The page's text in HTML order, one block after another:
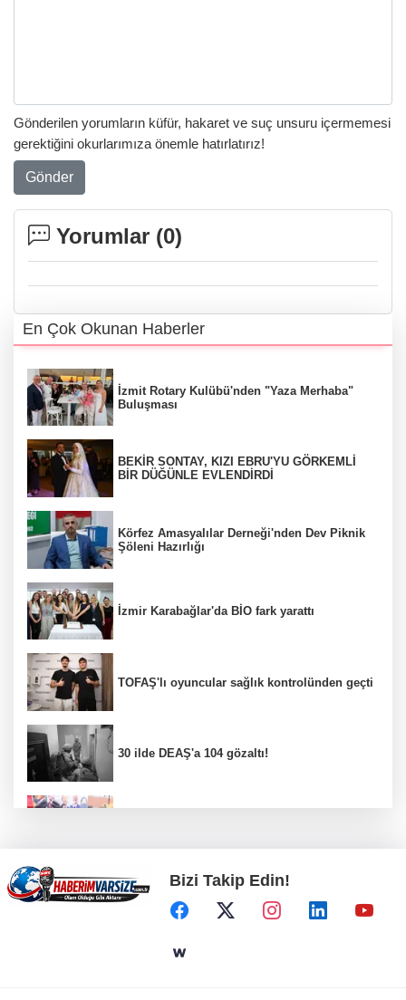
Gönderilen yorumların küfür, hakaret ve suç unsuru içermemesi
gerektiğini okurlarımıza önemle hatırlatırız!
Gönder
Yorumlar (0)
En Çok Okunan Haberler
İzmit Rotary Kulübü'nden "Yaza Merhaba"
Buluşması
BEKİR SONTAY, KIZI EBRU'YU GÖRKEMLİ
BİR DÜĞÜNLE EVLENDİRDİ
Körfez Amasyalılar Derneği'nden Dev Piknik
Şöleni Hazırlığı
İzmir Karabağlar'da BİO fark yarattı
TOFAŞ'lı oyuncular sağlık kontrolünden geçti
30 ilde DEAŞ'a 104 gözaltı!
Bursa İnegöl’de binicilik için modern
manejler yapılıyor
Bursa’da TEKNOSAB KOBİ OSB tanıtıldı...
Bizi Takip Edin!